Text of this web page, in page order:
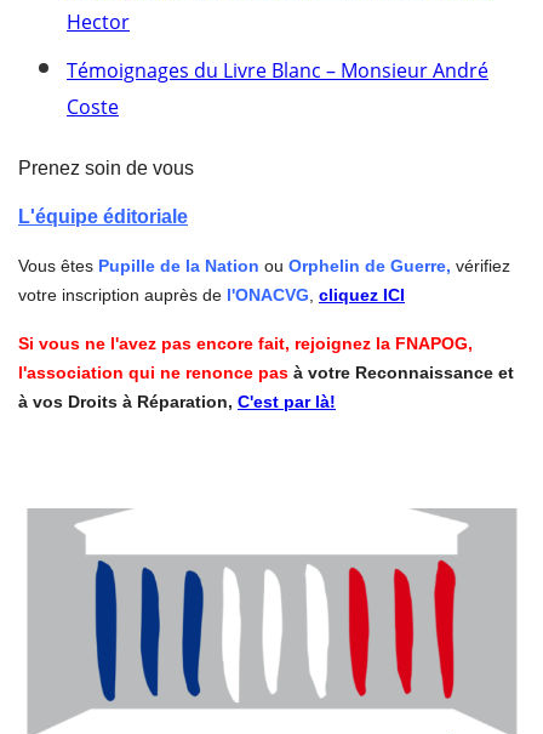
Hector
Témoignages du Livre Blanc – Monsieur André
Coste
Prenez soin de vous
L'équipe éditoriale
Vous êtes Pupille de la Nation ou Orphelin de Guerre, vérifiez
votre inscription auprès de l'ONACVG cliquez ICI
Si vous ne l'avez pas encore fait, rejoignez la FNAPOG,
l'association qui ne renonce pas à votre Reconnaissance et
à vos Droits à Réparation, C'est par là!